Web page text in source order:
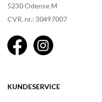
5230 Odense M
CVR. nr.: 30497007
KUNDESERVICE